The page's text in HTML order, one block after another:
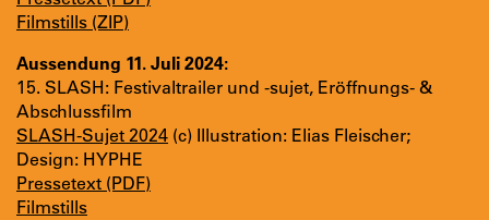
Filmstills (ZIP)
Aussendung 11. Juli 2024:
15. SLASH: Festivaltrailer und -sujet, Eröffnungs- &
Abschlussfilm
SLASH-Sujet 2024 (c) Illustration: Elias Fleischer;
Design: HYPHE
Pressetext (PDF)
Filmstills